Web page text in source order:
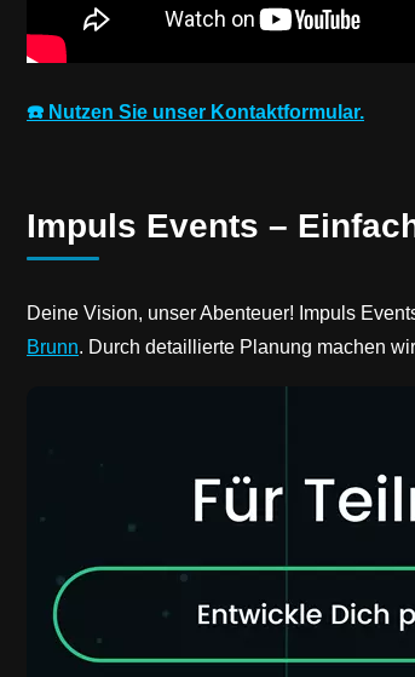
☎️ Nutzen Sie unser Kontaktformular.
Impuls Events –
Deine Vision, unser Abenteuer! Impuls
Brunn. Durch detaillierte Planung machen